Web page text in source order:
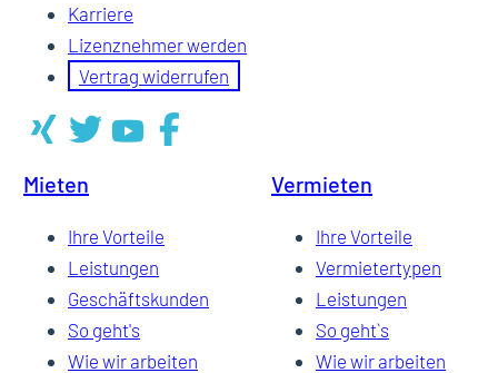
Karriere
Lizenznehmer werden
Vertrag widerrufen
Mieten
Ihre Vorteile
Leistungen
Geschäftskunden
So geht's
Wie wir arbeiten
Vermieten
Ihre Vorteile
Vermietertypen
Leistungen
So geht`s
Wie wir arbeiten